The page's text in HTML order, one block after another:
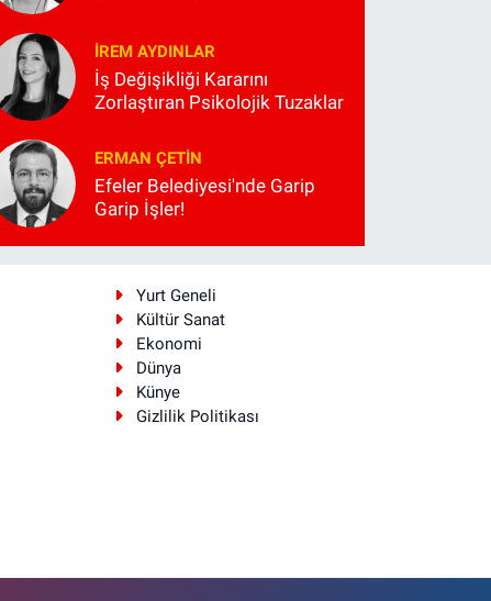
İREM AYDINLAR
İş Değişikliği Kararını
Zorlaştıran Psikolojik Tuzaklar
ERMAN ÇETIN
Efeler Belediyesi'nde Garip
Garip İşler!
Yurt Geneli
Kültür Sanat
Ekonomi
Dünya
Künye
Gizlilik Politikası